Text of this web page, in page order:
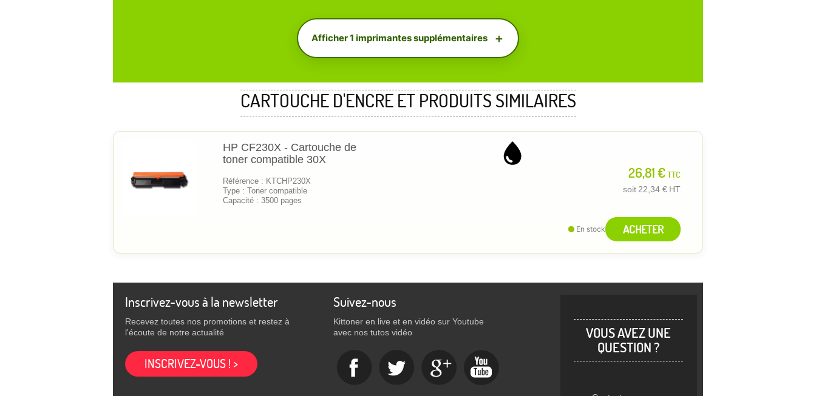
Afficher 1 imprimantes supplémentaires
CARTOUCHE D'ENCRE ET PRODUITS SIMILAIRES
HP CF230X - Cartouche de
toner compatible 30X
Référence : KTCHP230X
Type : Toner compatible
Capacité : 3500 pages
26,81 €TTC
soit 22,34 € HT
En stock ACHETER
Inscrivez-vous à la newsletter
Recevez toutes nos promotions et restez à
l'écoute de notre actualité
INSCRIVEZ-VOUS ! >
Suivez-nous
Kittoner en live et en vidéo sur Youtube
avec nos tutos vidéo
VOUS AVEZ UNE
QUESTION ?